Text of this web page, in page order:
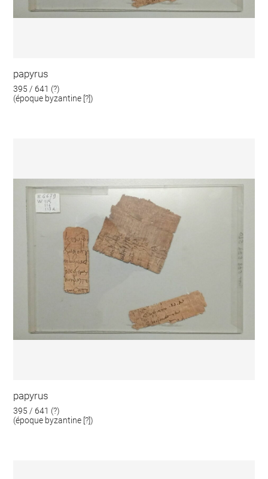
papyrus
395 / 641 (?)
(époque byzantine [?])
papyrus
395 / 641 (?)
(époque byzantine [?])